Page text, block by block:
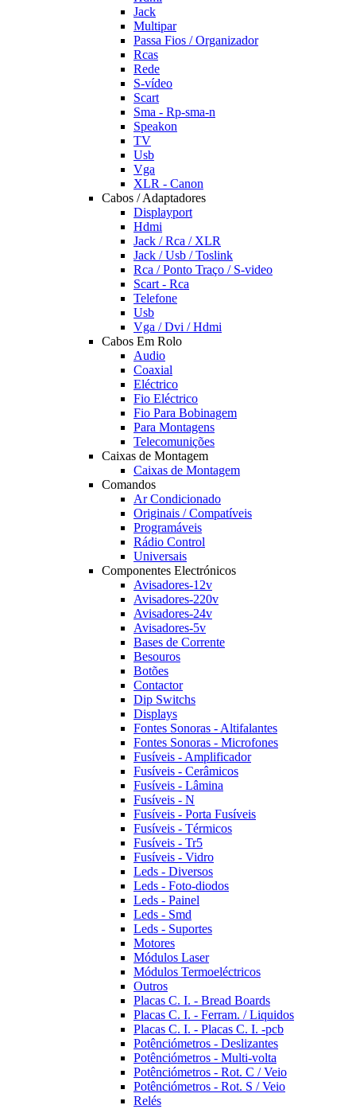
Jack
Multipar
Passa Fios / Organizador
Rcas
Rede
S-vídeo
Scart
Sma - Rp-sma-n
Speakon
TV
Usb
Vga
XLR - Canon
Cabos / Adaptadores
Displayport
Hdmi
Jack / Rca / XLR
Jack / Usb / Toslink
Rca / Ponto Traço / S-video
Scart - Rca
Telefone
Usb
Vga / Dvi / Hdmi
Cabos Em Rolo
Audio
Coaxial
Eléctrico
Fio Eléctrico
Fio Para Bobinagem
Para Montagens
Telecomunições
Caixas de Montagem
Caixas de Montagem
Comandos
Ar Condicionado
Originais / Compatíveis
Programáveis
Rádio Control
Universais
Componentes Electrónicos
Avisadores-12v
Avisadores-220v
Avisadores-24v
Avisadores-5v
Bases de Corrente
Besouros
Botões
Contactor
Dip Switchs
Displays
Fontes Sonoras - Altifalantes
Fontes Sonoras - Microfones
Fusíveis - Amplificador
Fusíveis - Cerâmicos
Fusíveis - Lâmina
Fusíveis - N
Fusíveis - Porta Fusíveis
Fusíveis - Térmicos
Fusíveis - Tr5
Fusíveis - Vidro
Leds - Diversos
Leds - Foto-diodos
Leds - Painel
Leds - Smd
Leds - Suportes
Motores
Módulos Laser
Módulos Termoeléctricos
Outros
Placas C. I. - Bread Boards
Placas C. I. - Ferram. / Liquidos
Placas C. I. - Placas C. I. -pcb
Potênciómetros - Deslizantes
Potênciómetros - Multi-volta
Potênciómetros - Rot. C / Veio
Potênciómetros - Rot. S / Veio
Relés